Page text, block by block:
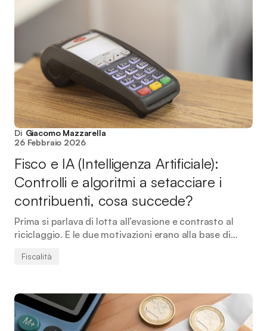
Di Giacomo Mazzarella
26 Febbraio 2026
Fisco e IA (Intelligenza Artificiale):
Controlli e algoritmi a setacciare i
contribuenti, cosa succede?
Prima si parlava di lotta all’evasione e contrasto al
riciclaggio. E le due motivazioni erano alla base di…
Fiscalità